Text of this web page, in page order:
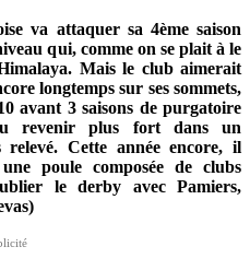
va attaquer sa 4ème saison
qui, comme on se plait à le
Mais le club aimerait
longtemps sur ses sommets,
avant 3 saisons de purgatoire
revenir plus fort dans un
Cette année encore, il
poule composée de clubs
le derby avec Pamiers,